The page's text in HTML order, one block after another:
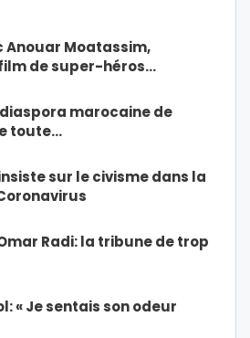
Anouar Moatassim,
de super-héros…
marocaine de
toute…
sur le civisme dans la
Radi: la tribune de trop
« Je sentais son odeur